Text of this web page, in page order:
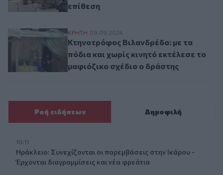
επίθεση
Κτηνοτρόφος Βιλανδρέδο: με τα πόδια
ΚΡΗΤΗ 09.09.2024
Κτηνοτρόφος Βιλανδρέδο: με τα
πόδια και χωρίς κινητό εκτέλεσε το
μαφιόζικο σχέδιο ο δράστης
Ροή ειδήσεων Δημοφιλή
10:11
Ηράκλειο: Συνεχίζονται οι παρεμβάσεις στην Ικάρου -
Έρχονται διαγραμμίσεις και νέα φρεάτια